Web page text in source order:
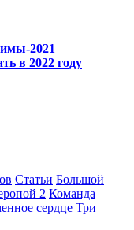
2021
в 2022 году
Статьи Большой
2 Команда
сердце Три